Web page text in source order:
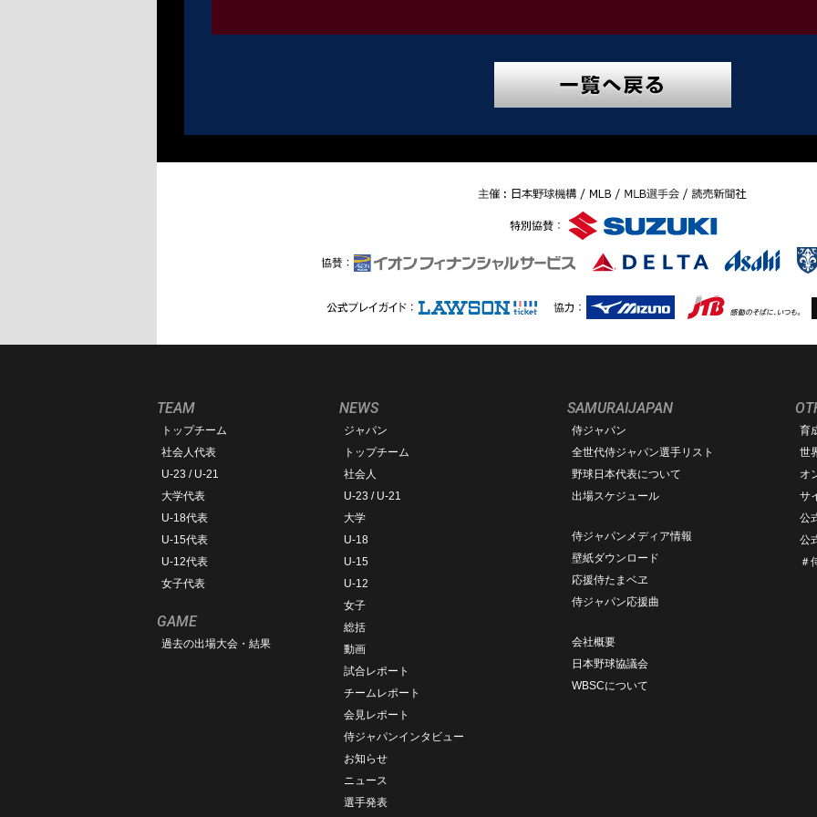
TEAM
トップチーム
社会人代表
U-23 / U-21
大学代表
U-18代表
U-15代表
U-12代表
女子代表
GAME
過去の出場大会・結果
NEWS
ジャパン
トップチーム
社会人
U-23 / U-21
大学
U-18
U-15
U-12
女子
総括
動画
試合レポート
チームレポート
会見レポート
侍ジャパンインタビュー
お知らせ
ニュース
選手発表
SAMURAIJAPAN
侍ジャパン
全世代侍ジャパン選手リスト
野球日本代表について
出場スケジュール
侍ジャパンメディア情報
壁紙ダウンロード
応援侍たまベヱ
侍ジャパン応援曲
会社概要
日本野球協議会
WBSCについて
育
世
オ
サ
公
公
＃